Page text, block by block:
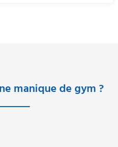
manique de gym ?